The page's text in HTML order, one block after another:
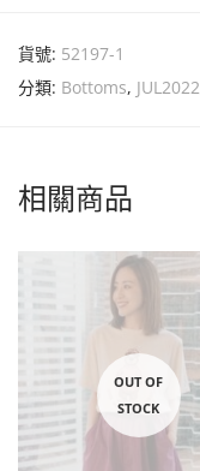
貨號: 52197-1
分類: Bottoms, JUL2022
相關商品